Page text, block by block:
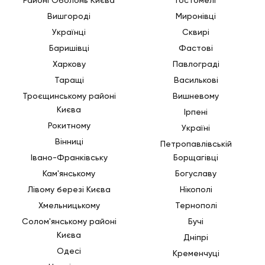
Професійні вантажники
Якщо вам захочеться найняти вантажників, які
візьмуть на себе такелажні роботи та не лише їх,
звертайтеся. У нас є великі бригади спеціалістів
до 20 осіб. Тому завжди допоможемо
переміщувати великогабаритні вантажі, а також
будь-яке інше ваше майно.
Формування ціни на
послуги вантажників?
Вартість буде залежати від того обсягу робіт, які
будуть потрібні клієнтам. Сюди також входить
кількість залучених в роботі працівників та
кількість тієї техніки, що буде використана для
перевезення. Враховуємо подачу авто та час
Вишгороді
Українці
Баришівці
Харкову
Таращі
Троєщинському районі
Києва
Рокитному
Вінниці
Івано-Франківську
Кам'янському
Лівому березі Києва
Хмельницькому
Солом'янському районі
Києва
Одесі
Миронівці
Сквирі
Фастові
Павлограді
Василькові
Вишневому
Ірпені
Україні
Петропавлівській
Борщагівці
Богуславу
Нікополі
Тернополі
Бучі
Дніпрі
Кременчуці